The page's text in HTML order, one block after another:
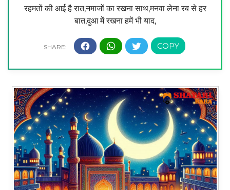
रहमतों की आई है रात,नमाजों का रखना साथ,मनवा लेना रब से हर
बात,दुआ में रखना हमें भी याद,